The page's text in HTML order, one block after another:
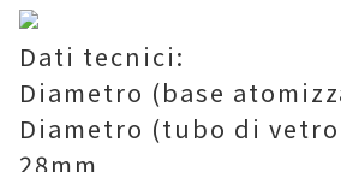
Dati tecnici:
Diametro (base
Diametro (tubo di
28mm